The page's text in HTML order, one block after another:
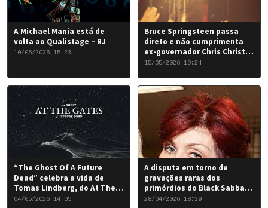
A Michael Mania está de
volta ao Qualistage – RJ
10/06/2026 15:23
Bruce Springsteen passa
direto e não cumprimenta
ex-governador Chris Christie
em Nova York
15/05/2026 19:24
“The Ghost Of A Future
Dead” celebra a vida de
Tomas Lindberg, do At The
Gates
04/05/2026 14:05
A disputa em torno de
gravações raras dos
primórdios do Black Sabbath
chegou a um desfecho
28/04/2026 18:39